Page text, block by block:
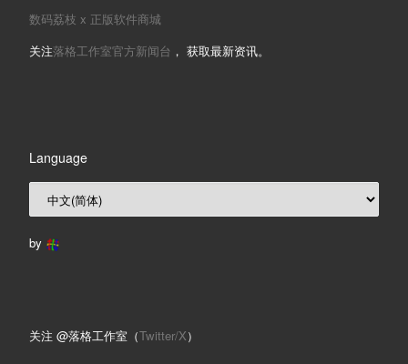
数码荔枝 x 正版软件商城
关注落格工作室官方新闻台 ， 获取最新资讯。
Language
by
关注 @落格工作室（Twitter/X）